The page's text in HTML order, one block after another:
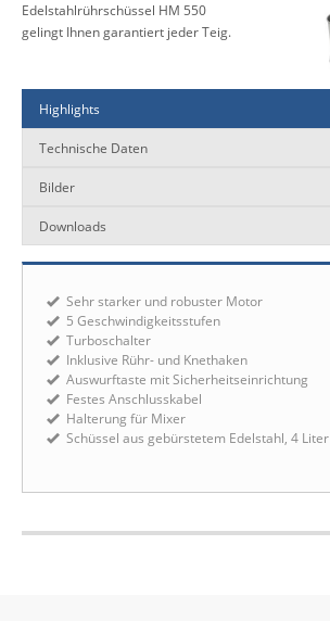
Edelstahlrührschüssel HM 550
gelingt Ihnen garantiert jeder Teig.
Highlights
Technische Daten
Bilder
Downloads
Sehr starker und robuster Motor
5 Geschwindigkeitsstufen
Turboschalter
Inklusive Rühr- und Knethaken
Auswurftaste mit Sicherheitseinrichtung
Festes Anschlusskabel
Halterung für Mixer
Schüssel aus gebürstetem Edelstahl, 4 Liter